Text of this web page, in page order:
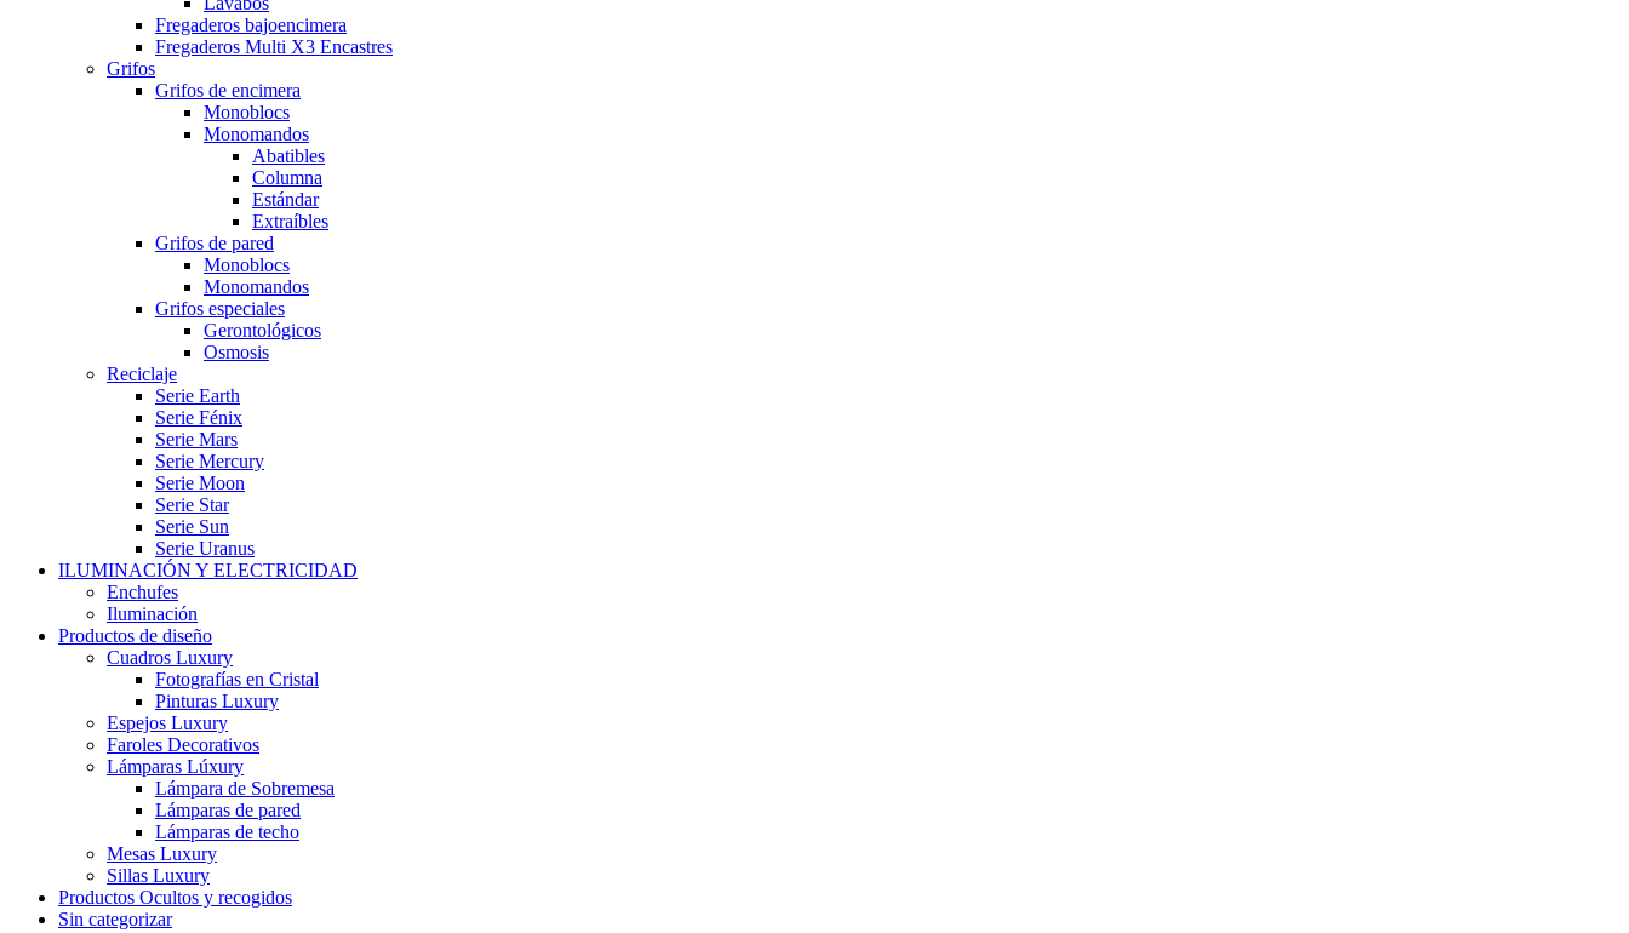
Fregaderos bajoencimera
Fregaderos Multi X3 Encastres
Grifos
Grifos de encimera
Monoblocs
Monomandos
Abatibles
Columna
Estándar
Extraíbles
Grifos de pared
Monoblocs
Monomandos
Grifos especiales
Gerontológicos
Osmosis
Reciclaje
Serie Earth
Serie Fénix
Serie Mars
Serie Mercury
Serie Moon
Serie Star
Serie Sun
Serie Uranus
ILUMINACIÓN Y ELECTRICIDAD
Enchufes
Iluminación
Productos de diseño
Cuadros Luxury
Fotografías en Cristal
Pinturas Luxury
Espejos Luxury
Faroles Decorativos
Lámparas Lúxury
Lámpara de Sobremesa
Lámparas de pared
Lámparas de techo
Mesas Luxury
Sillas Luxury
Productos Ocultos y recogidos
Sin categorizar